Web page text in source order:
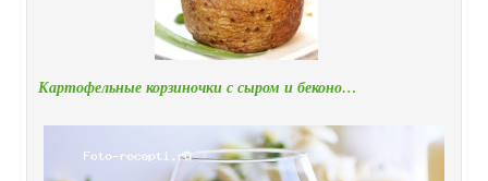
Картофельные корзиночки с сыром и беконо…